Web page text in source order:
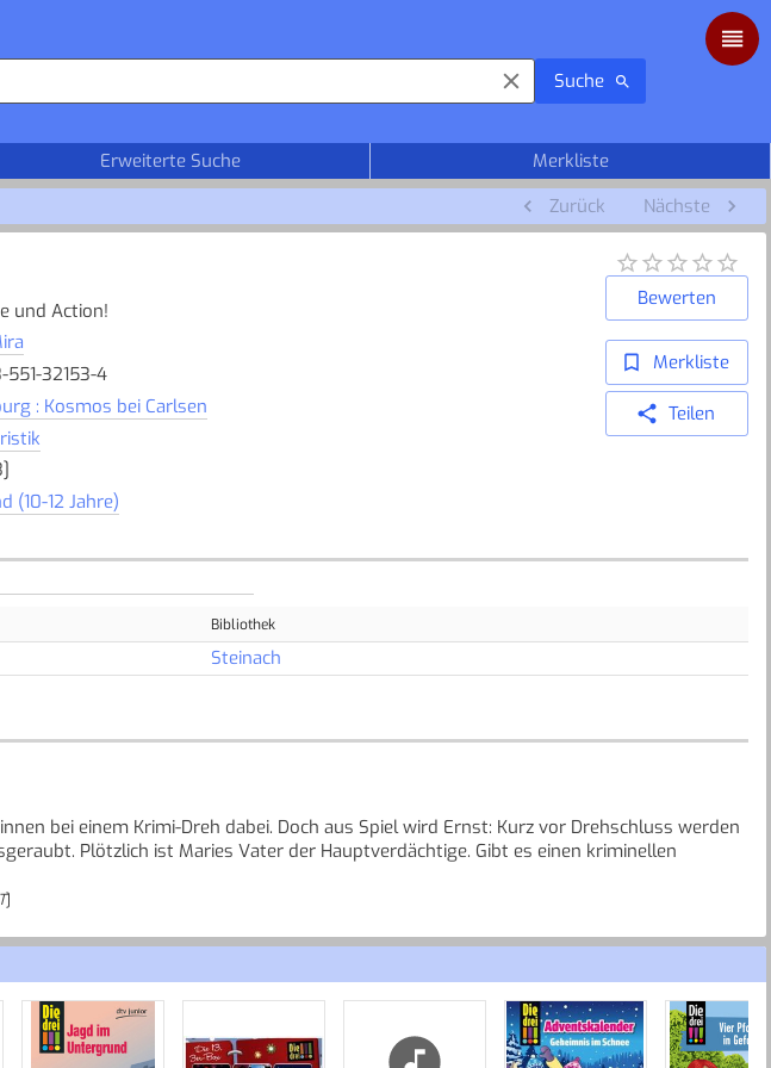
Suche
Erweiterte Suche
Merkliste
Zurück Nächste
und Action!
551-32153-4
: Kosmos bei Carlsen
(10-12 Jahre)
Bewerten
Merkliste
Teilen
Bibliothek
Steinach
bei einem Krimi-Dreh dabei. Doch aus Spiel wird Ernst: Kurz vor Drehschluss werden
Plötzlich ist Maries Vater der Hauptverdächtige. Gibt es einen kriminellen
]